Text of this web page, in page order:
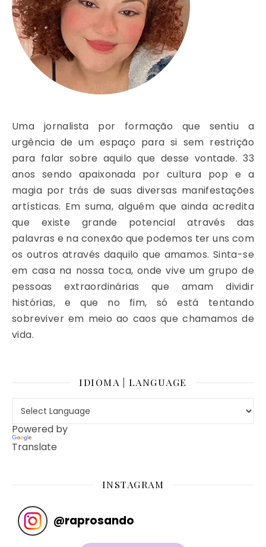
Uma jornalista por formação que sentiu a
urgência de um espaço para si sem restrição
para falar sobre aquilo que desse vontade. 33
anos sendo apaixonada por cultura pop e a
magia por trás de suas diversas manifestações
artísticas. Em suma, alguém que ainda acredita
que existe grande potencial através das
palavras e na conexão que podemos ter uns com
os outros através daquilo que amamos. Sinta-se
em casa na nossa toca, onde vive um grupo de
pessoas extraordinárias que amam dividir
histórias, e que no fim, só está tentando
sobreviver em meio ao caos que chamamos de
vida.
IDIOMA | LANGUAGE
Powered by
Translate
INSTAGRAM
@raprosando